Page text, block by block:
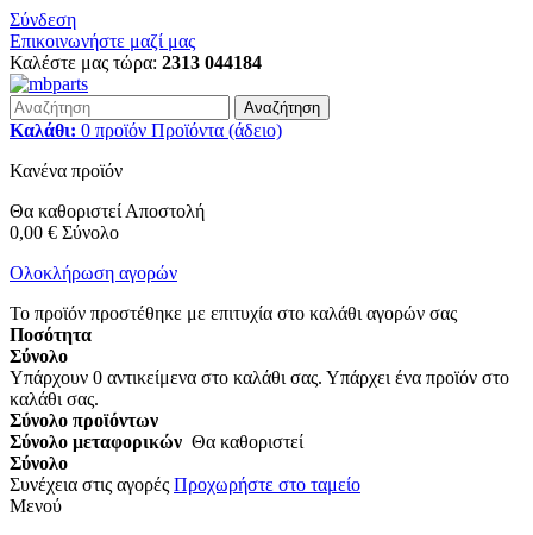
Σύνδεση
Επικοινωνήστε μαζί μας
Καλέστε μας τώρα: 2313 044184
Αναζήτηση
Καλάθι: 0 προϊόν Προϊόντα (άδειο)
Κανένα προϊόν
Θα καθοριστεί Αποστολή
0,00 € Σύνολο
Ολοκλήρωση αγορών
Το προϊόν προστέθηκε με επιτυχία στο καλάθι αγορών σας
Ποσότητα
Σύνολο
Υπάρχουν 0 αντικείμενα στο καλάθι σας. Υπάρχει ένα προϊόν στο
καλάθι σας.
Σύνολο προϊόντων
Σύνολο μεταφορικών Θα καθοριστεί
Σύνολο
Συνέχεια στις αγορές Προχωρήστε στο ταμείο
Μενού